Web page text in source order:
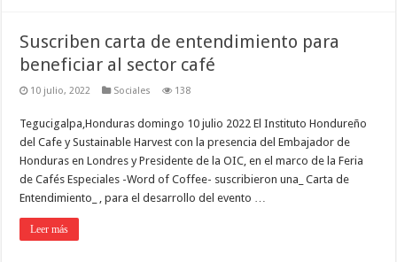
Suscriben carta de entendimiento para
beneficiar al sector café
10 julio, 2022 Sociales 138
Tegucigalpa,Honduras domingo 10 julio 2022 El Instituto Hondureño
del Cafe y Sustainable Harvest con la presencia del Embajador de
Honduras en Londres y Presidente de la OIC, en el marco de la Feria
de Cafés Especiales -Word of Coffee- suscribieron una_ Carta de
Entendimiento_ , para el desarrollo del evento …
Leer más